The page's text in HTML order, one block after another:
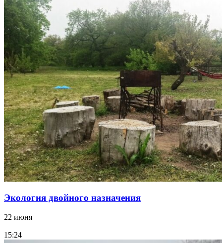
Экология двойного назначения
22 июня
15:24